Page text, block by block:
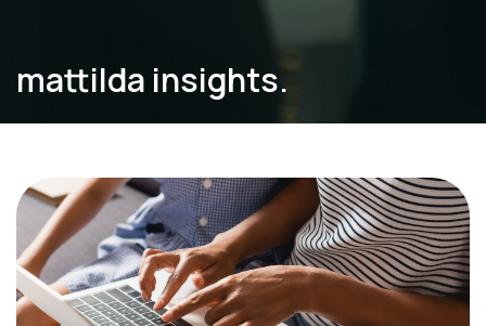
mattilda insights.